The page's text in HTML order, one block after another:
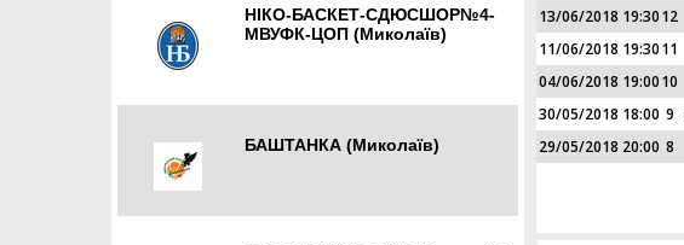
HІКО-БАСКЕТ-СДЮСШОР№4-
МВУФК-ЦОП (Миколаїв)
БАШТАНКА (Миколаїв)
13/06/2018 19:3012
11/06/2018 19:3011
04/06/2018 19:0010
30/05/2018 18:00 9
29/05/2018 20:00 8